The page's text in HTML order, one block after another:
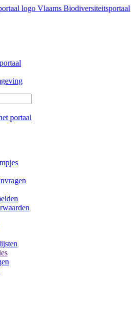
Vlaams Biodiversiteitsportaal
portaal